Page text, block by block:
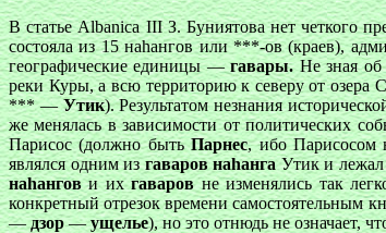
В статье Albanica III З. Буниятова нет четкого
состояла из 15 наhангов или ***-ов (краев),
географические единицы —гавары.Не зная об
реки Куры, а всю территорию к северу от озера
*** —Утик). Результатом незнания
же менялась в зависимости от политических
Парисос (должно бытьПарнес, ибо Парисосом
являлся одним изгаваров наhангаУтик и лежал
наhангови ихгаваровне изменялись так
конкретный отрезок времени самостоятельным
—дзор—ущелье), но это отнюдь не означает,